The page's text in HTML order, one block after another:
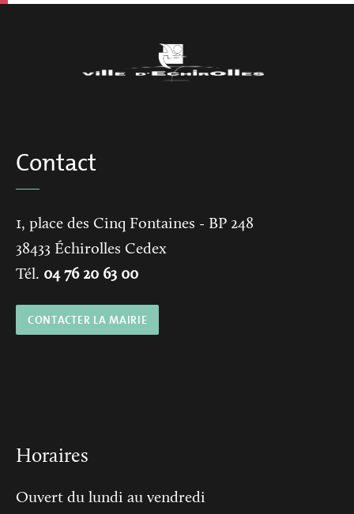
Contact
1, place des Cinq Fontaines - BP 248
38433 Échirolles Cedex
Tél. 04 76 20 63 00
CONTACTER LA MAIRIE
Horaires
Ouvert du lundi au vendredi